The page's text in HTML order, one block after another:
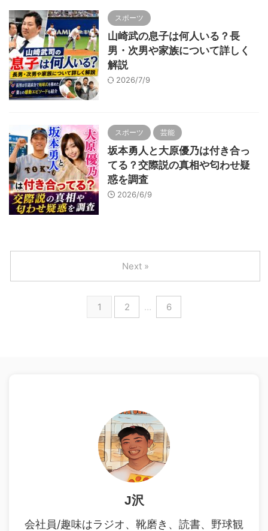
スポーツ
山崎武の息子は何人いる？長
男・次男や家族について詳しく
解説
2026/7/9
スポーツ 芸能
坂本勇人と大原優乃は付き合っ
てる？交際説の真相や匂わせ疑
惑を調査
2026/6/9
1 2 … 6
Next »
J沢
会社員/趣味はラジオ、靴磨き、読書、野球観